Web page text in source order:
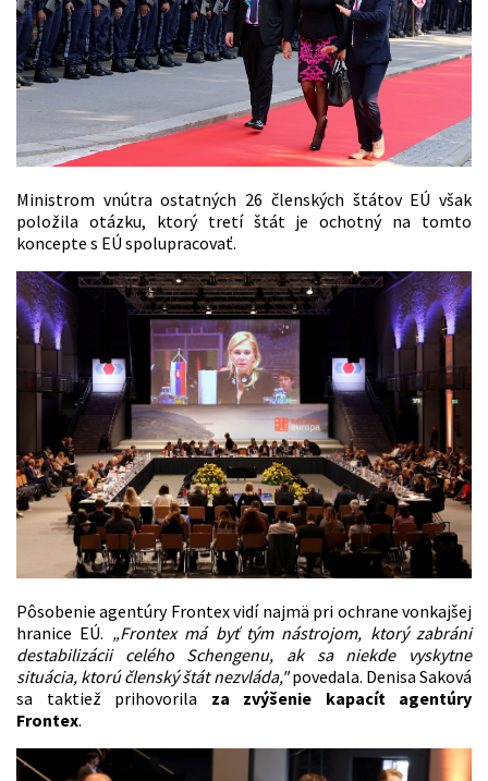
Ministrom vnútra ostatných 26 členských štátov EÚ však
položila otázku, ktorý tretí štát je ochotný na tomto
koncepte s EÚ spolupracovať.
Pôsobenie agentúry Frontex vidí najmä pri ochrane vonkajšej
hranice EÚ. „Frontex má byť tým nástrojom, ktorý zabráni
destabilizácii celého Schengenu, ak sa niekde vyskytne
situácia, ktorú členský štát nezvláda,"povedala. Denisa Saková
sa taktiež prihovorila za zvýšenie kapacít agentúry
Frontex.